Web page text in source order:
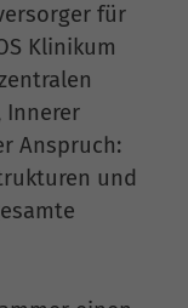
für
Klinikum
Innerer
Anspruch:
und